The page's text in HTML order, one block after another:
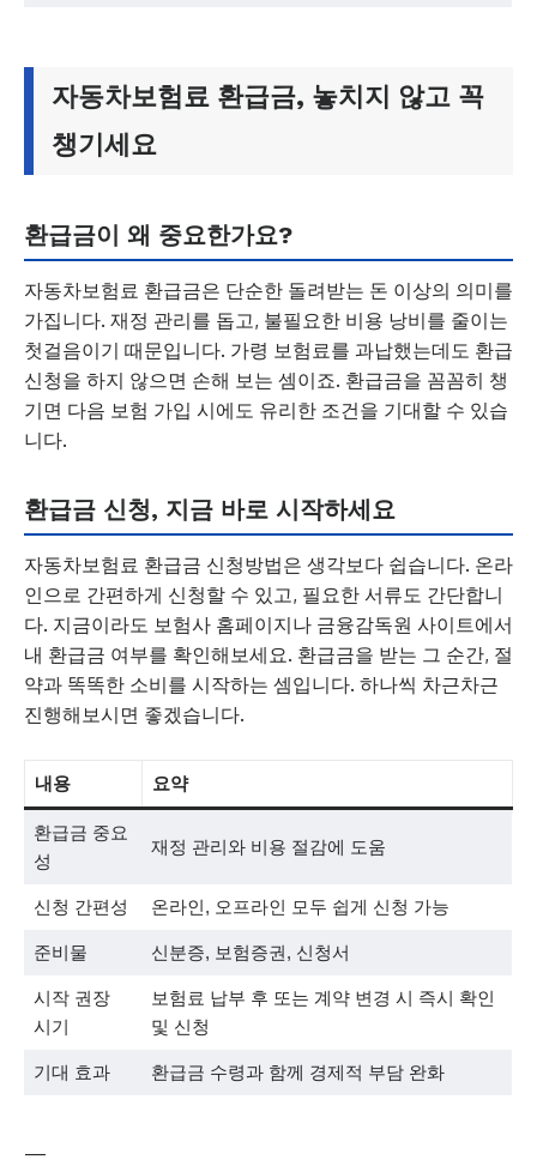
자동차보험료 환급금, 놓치지 않고 꼭
챙기세요
환급금이 왜 중요한가요?
자동차보험료 환급금은 단순한 돌려받는 돈 이상의 의미를
가집니다. 재정 관리를 돕고, 불필요한 비용 낭비를 줄이는
첫걸음이기 때문입니다. 가령 보험료를 과납했는데도 환급
신청을 하지 않으면 손해 보는 셈이죠. 환급금을 꼼꼼히 챙
기면 다음 보험 가입 시에도 유리한 조건을 기대할 수 있습
니다.
환급금 신청, 지금 바로 시작하세요
자동차보험료 환급금 신청방법은 생각보다 쉽습니다. 온라
인으로 간편하게 신청할 수 있고, 필요한 서류도 간단합니
다. 지금이라도 보험사 홈페이지나 금융감독원 사이트에서
내 환급금 여부를 확인해보세요. 환급금을 받는 그 순간, 절
약과 똑똑한 소비를 시작하는 셈입니다. 하나씩 차근차근
진행해보시면 좋겠습니다.
내용 요약
환급금 중요
성
재정 관리와 비용 절감에 도움
신청 간편성 온라인, 오프라인 모두 쉽게 신청 가능
준비물 신분증, 보험증권, 신청서
시작 권장
시기
보험료 납부 후 또는 계약 변경 시 즉시 확인
및 신청
기대 효과 환급금 수령과 함께 경제적 부담 완화
—